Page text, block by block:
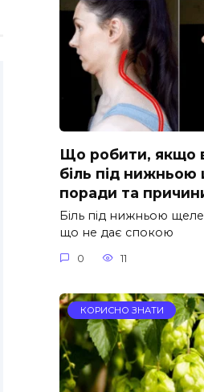
Що робити, якщо
біль під
поради та
Біль під нижньою
що не дає спокою
0 11
КОРИСНО ЗНАТИ